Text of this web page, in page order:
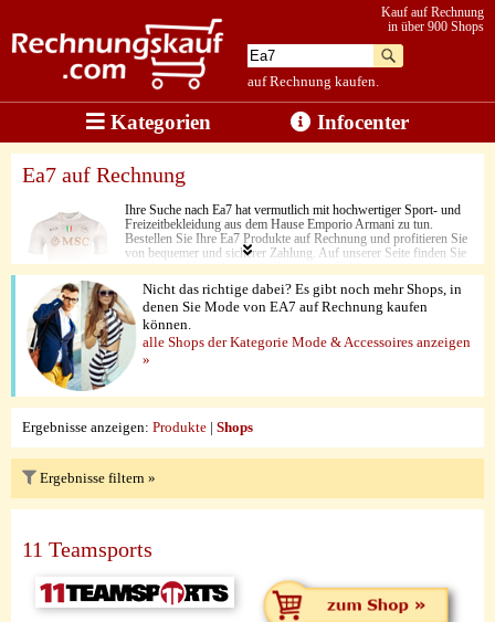
auf Rechnung kaufen.
Kauf auf Rechnung
in über 900 Shops
Kategorien Infocenter
Ea7 auf Rechnung
Ihre Suche nach Ea7 hat vermutlich mit hochwertiger Sport- und
Freizeitbekleidung aus dem Hause Emporio Armani zu tun.
Bestellen Sie Ihre Ea7 Produkte auf Rechnung und profitieren Sie
von bequemer und sicherer Zahlung. Auf unserer Seite finden Sie
eine Auswahl an Shops, die Ihnen diese Zahlungsoption bieten.
Nicht das richtige dabei? Es gibt noch mehr Shops, in
denen Sie Mode von EA7 auf Rechnung kaufen
können.
alle Shops der Kategorie Mode & Accessoires anzeigen
»
Ergebnisse anzeigen: Produkte | Shops
Ergebnisse filtern »
11 Teamsports